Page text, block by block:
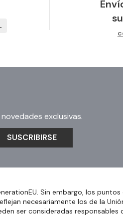
exclusivas.
SUSCRIBIRSE
Sin embargo, los
necesariamente los de la
ser consideradas responsables